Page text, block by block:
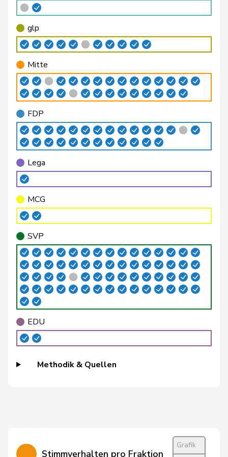
Bendahan
Samuel SP S VD
Bertschy Kathrin glp
Bläsi Thomas SVP V
GE
Blunschy
Dominik Mitte M-E
Bregy
Matthias
Mitte M-E VS
Brenzikofer Florence GRÜNE G BL
Brizzi
Büchel
Roland
Rino
Buffat Michaël SVP V
VD
Bühler
Manfred SVP V
Bulliard-
Marbach
Christine Mitte M-E
Burgherr Thomas SVP V AG
glp
Mitte
FDP
Lega
MCG
SVP
EDU
Methodik & Quellen
Stimmverhalten pro Fraktion
Grafik